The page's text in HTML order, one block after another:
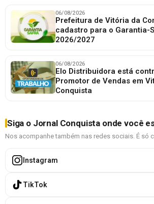
06/08/2026
Prefeitura de Vitória da
cadastro para o Garantia-
2026/2027
06/08/2026
Elo Distribuidora está
Promotor de Vendas em
Conquista
Siga o Jornal Conquista onde você
Nos acompanhe também nas redes sociais. É só
Instagram
TikTok